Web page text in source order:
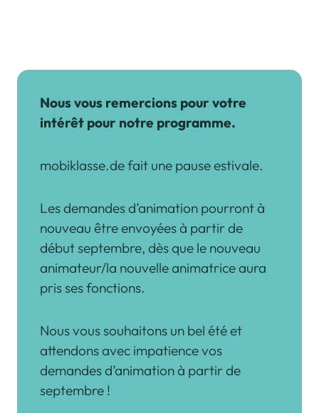
Nous vous remercions pour votre
intérêt pour notre programme.
mobiklasse.de fait une pause estivale.
Les demandes d’animation pourront à
nouveau être envoyées à partir de
début septembre, dès que le nouveau
animateur/la nouvelle animatrice aura
pris ses fonctions.
Nous vous souhaitons un bel été et
attendons avec impatience vos
demandes d’animation à partir de
septembre !